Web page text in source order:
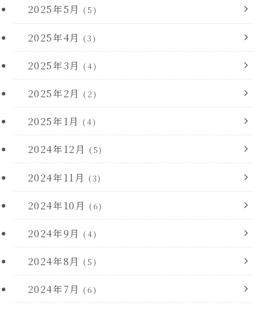
2025年5月 (5)
2025年4月 (3)
2025年3月 (4)
2025年2月 (2)
2025年1月 (4)
2024年12月 (5)
2024年11月 (3)
2024年10月 (6)
2024年9月 (4)
2024年8月 (5)
2024年7月 (6)